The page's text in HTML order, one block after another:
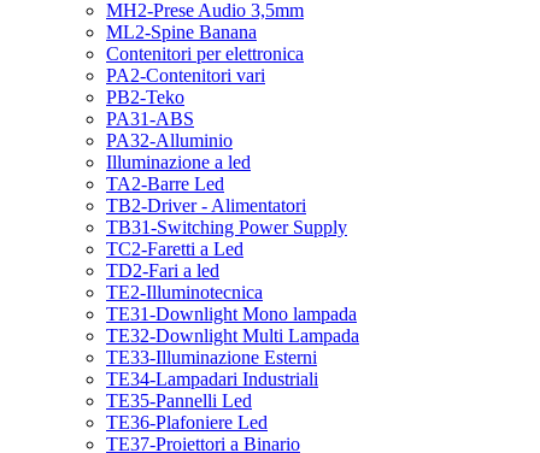
MH2-Prese Audio 3,5mm
ML2-Spine Banana
Contenitori per elettronica
PA2-Contenitori vari
PB2-Teko
PA31-ABS
PA32-Alluminio
Illuminazione a led
TA2-Barre Led
TB2-Driver - Alimentatori
TB31-Switching Power Supply
TC2-Faretti a Led
TD2-Fari a led
TE2-Illuminotecnica
TE31-Downlight Mono lampada
TE32-Downlight Multi Lampada
TE33-Illuminazione Esterni
TE34-Lampadari Industriali
TE35-Pannelli Led
TE36-Plafoniere Led
TE37-Proiettori a Binario